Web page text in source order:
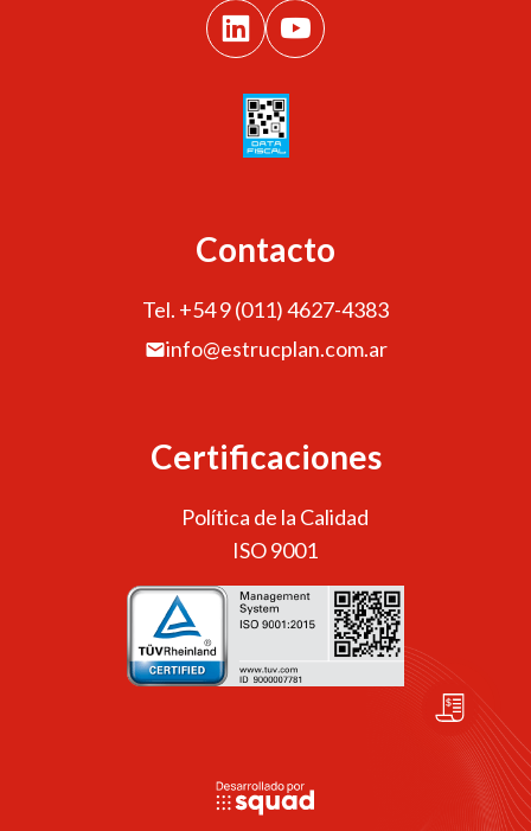
Contacto
Tel. +54 9 (011) 4627-4383
info@estrucplan.com.ar
Certificaciones
Política de la Calidad
ISO 9001